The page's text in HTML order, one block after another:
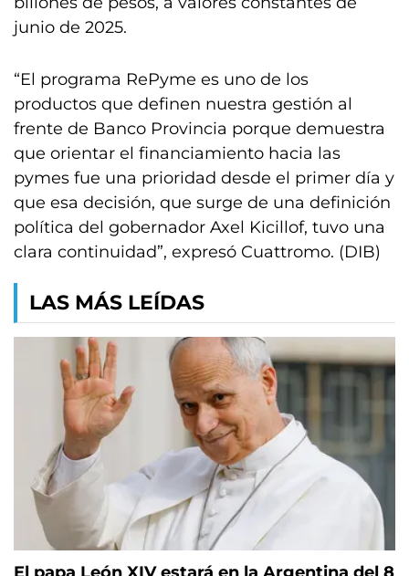
junio de 2025.
“El programa RePyme es uno de los
productos que definen nuestra gestión al
frente de Banco Provincia porque demuestra
que orientar el financiamiento hacia las
pymes fue una prioridad desde el primer día y
que esa decisión, que surge de una definición
política del gobernador Axel Kicillof, tuvo una
clara continuidad”, expresó Cuattromo. (DIB)
LAS MÁS LEÍDAS